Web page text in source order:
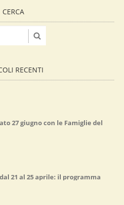
CERCA
RECENTI
27 giugno con le Famiglie del
21 al 25 aprile: il programma